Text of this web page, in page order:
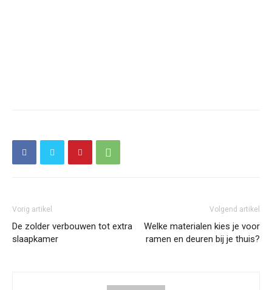
Vorig artikel
De zolder verbouwen tot extra
slaapkamer
Volgend artikel
Welke materialen kies je voor
ramen en deuren bij je thuis?